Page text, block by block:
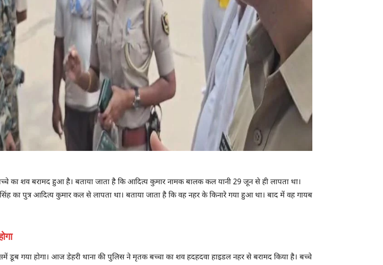
का शव बरामद हुआ है। बताया जाता है कि आदित्य कुमार नामक बालक कल यानी 29 जून से ही लापता था।
का पुत्र आदित्य कुमार कल से लापता था। बताया जाता है कि वह नहर के किनारे गया हुआ था। बाद में वह गायब
गया होगा। आज डेहरी थाना की पुलिस ने मृतक बच्चा का शव हदहदवा हाइडल नहर से बरामद किया है। बच्चे